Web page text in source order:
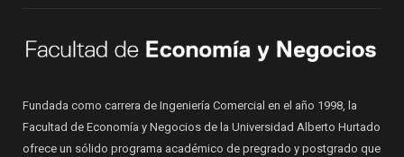
Fundada como carrera de Ingeniería Comercial en el año 1998, la
Facultad de Economía y Negocios de la Universidad Alberto Hurtado
ofrece un sólido programa académico de pregrado y postgrado que